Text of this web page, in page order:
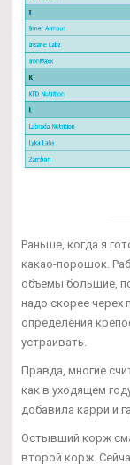
Раньше, когда я
какао-порошок.
объёмы большие,
надо скорее черех
определения
устраивать.
Правда, многие
как в уходящем
добавила карри и
Остывший корж
второй корж.